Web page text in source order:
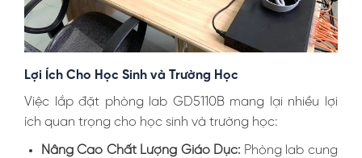
Lợi Ích Cho Học Sinh và Trường Học
Việc lắp đặt phòng lab GD5110B mang lại nhiều lợi
ích quan trọng cho học sinh và trường học:
Nâng Cao Chất Lượng Giáo Dục: Phòng lab cung